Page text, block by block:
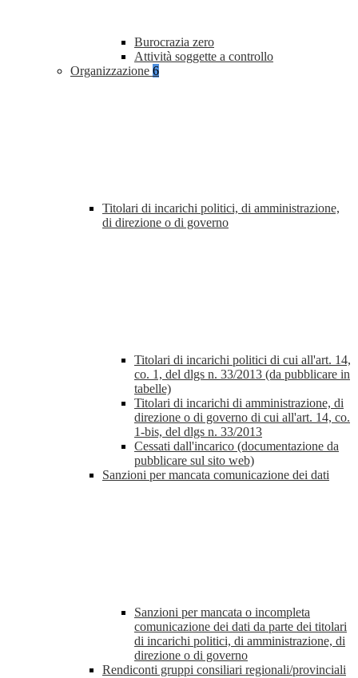
Burocrazia zero
Attività soggette a controllo
Organizzazione 6
Titolari di incarichi politici, di amministrazione,
di direzione o di governo
Titolari di incarichi politici di cui all'art. 14,
co. 1, del dlgs n. 33/2013 (da pubblicare in
tabelle)
Titolari di incarichi di amministrazione, di
direzione o di governo di cui all'art. 14, co.
1-bis, del dlgs n. 33/2013
Cessati dall'incarico (documentazione da
pubblicare sul sito web)
Sanzioni per mancata comunicazione dei dati
Sanzioni per mancata o incompleta
comunicazione dei dati da parte dei titolari
di incarichi politici, di amministrazione, di
direzione o di governo
Rendiconti gruppi consiliari regionali/provinciali